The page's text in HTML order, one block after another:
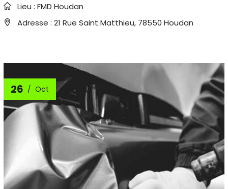
Lieu : FMD Houdan
Adresse : 21 Rue Saint Matthieu, 78550 Houdan
26 Oct